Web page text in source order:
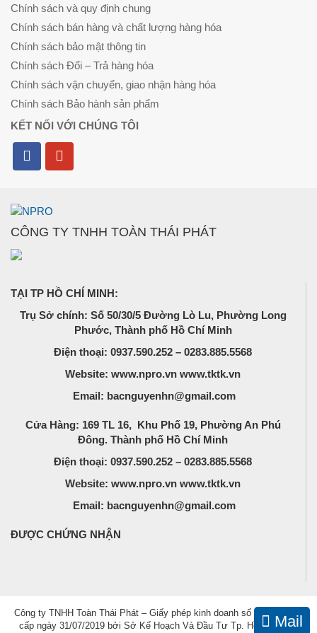
Chính sách và quy định chung
Chính sách bán hàng và chất lượng hàng hóa
Chính sách bảo mật thông tin
Chính sách Đổi – Trả hàng hóa
Chính sách vận chuyển, giao nhận hàng hóa
Chính sách Bảo hành sản phẩm
KẾT NỐI VỚI CHÚNG TÔI
CÔNG TY TNHH TOÀN THÁI PHÁT
TẠI TP HỒ CHÍ MINH:
Trụ Sở chính: Số 50/30/5 Đường Lò Lu, Phường Long
Phước, Thành phố Hồ Chí Minh
Điện thoại: 0937.590.252 – 0283.885.5568
Website: www.npro.vn www.tktk.vn
Email: bacnguyenhn@gmail.com
Cửa Hàng: 169 TL 16, Khu Phố 19, Phường An Phú
Đông. Thành phố Hồ Chí Minh
Điện thoại: 0937.590.252 – 0283.885.5568
Website: www.npro.vn www.tktk.vn
Email: bacnguyenhn@gmail.com
ĐƯỢC CHỨNG NHẬN
Công ty TNHH Toàn Thái Phát – Giấy phép kinh doanh số 0314392301
cấp ngày 31/07/2019 bởi Sở Kế Hoạch Và Đầu Tư Tp. Hồ Chí Minh
Mail